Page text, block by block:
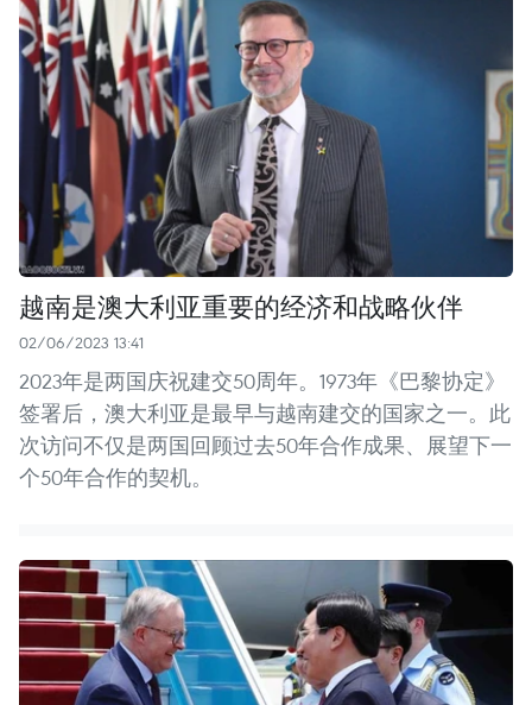
越南是澳大利亚重要的经济和战略伙伴
02/06/2023 13:41
2023年是两国庆祝建交50周年。1973年《巴黎协定》
签署后，澳大利亚是最早与越南建交的国家之一。此
次访问不仅是两国回顾过去50年合作成果、展望下一
个50年合作的契机。